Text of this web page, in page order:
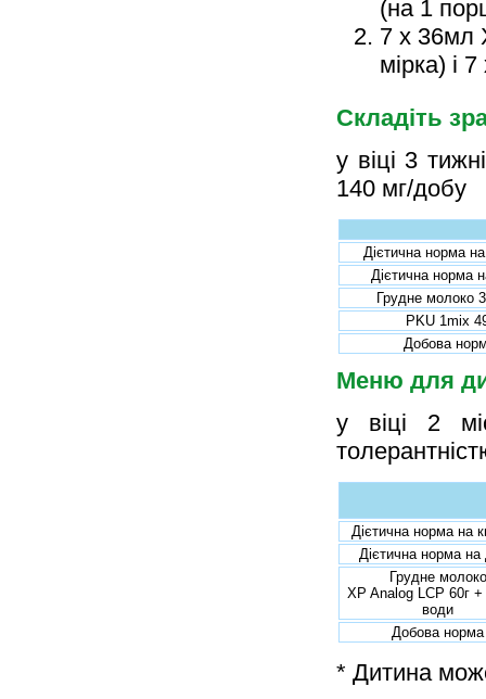
(на 1
7 x 36мл
мірка) і
Складіть
у віці 3
140 мг/добу
Дієтична норма
Дієтична норма
Грудне молоко
PKU 1mix
Добова
Меню для
у віці 2
Дієтична норма на
Дієтична норма на
Грудне молоко
XP Analog LCP 60г
води
Добова норма
* Дитина